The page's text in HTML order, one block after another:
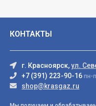
КОНТАКТЫ
г. Красноярск,ул.
+7 (391) 223-90-16 пн-
shop@krasgaz.ru